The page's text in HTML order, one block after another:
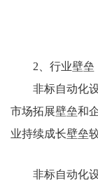
2、行业壁垒
非标自动化
市场拓展壁垒和
业持续成长壁垒较
非标自动化